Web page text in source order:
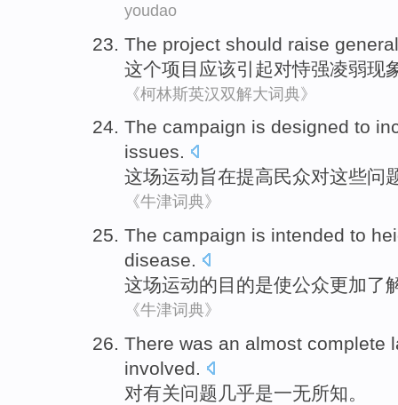
youdao
The project should raise
这个项目 应该引起对恃强凌弱现
《柯林斯英汉双解大词典》
The campaign is designed to
issues.
这场运动旨在提高民众对这些问
《牛津词典》
The campaign is intended to
disease.
这场运动的目的是使公众更加了
《牛津词典》
There was an almost complete
involved.
对有关问题 几乎是一无所知。